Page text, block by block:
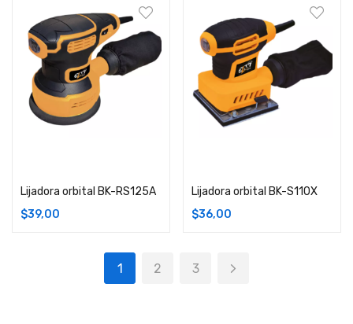
Lijadora orbital BK-RS125A
$39,00
Lijadora orbital BK-S110X
$36,00
1 2 3